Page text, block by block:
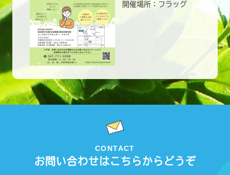
開催場所：フラッグ
CONTACT
お問い合わせはこちらからどうぞ